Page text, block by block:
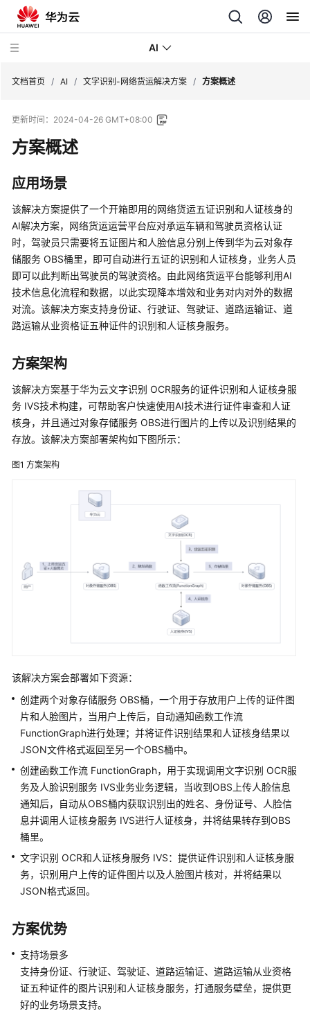
AI
文
字
识
发
识
别
与
验
真
内
容
核-
图
片
审
核
人
证
语
中
心
语
音
质
检
语
音
识
别-
私
通
话
容
分
析
文
字
文档首页 / AI / 文字识别-网络货运解决方案 / 方案概述
更新时间： 2024-04-26 GMT+08:00
方案概述
应用场景
该解决方案提供了一个开箱即用的网络货运五证识别和人证核身的
AI解决方案，网络货运运营平台应对承运车辆和驾驶员资格认证
时，驾驶员只需要将五证图片和人脸信息分别上传到华为云对象存
储服务 OBS桶里，即可自动进行五证的识别和人证核身，业务人员
即可以此判断出驾驶员的驾驶资格。由此网络货运平台能够利用AI
技术信息化流程和数据，以此实现降本增效和业务对内对外的数据
对流。该解决方案支持身份证、行驶证、驾驶证、道路运输证、道
路运输从业资格证五种证件的识别和人证核身服务。
方案架构
该解决方案基于华为云文字识别 OCR服务的证件识别和人证核身服
务 IVS技术构建，可帮助客户快速使用AI技术进行证件审查和人证
核身，并且通过对象存储服务 OBS进行图片的上传以及识别结果的
存放。该解决方案部署架构如下图所示：
图1 方案架构
该解决方案会部署如下资源：
创建两个对象存储服务 OBS桶，一个用于存放用户上传的证件图
片和人脸图片，当用户上传后，自动通知函数工作流
FunctionGraph进行处理；并将证件识别结果和人证核身结果以
JSON文件格式返回至另一个OBS桶中。
创建函数工作流 FunctionGraph，用于实现调用文字识别 OCR服
务及人脸识别服务 IVS业务业务逻辑，当收到OBS上传人脸信息
通知后，自动从OBS桶内获取识别出的姓名、身份证号、人脸信
息并调用人证核身服务 IVS进行人证核身，并将结果转存到OBS
桶里。
文字识别 OCR和人证核身服务 IVS：提供证件识别和人证核身服
务，识别用户上传的证件图片以及人脸图片核对，并将结果以
JSON格式返回。
方案优势
支持场景多
支持身份证、行驶证、驾驶证、道路运输证、道路运输从业资格
证五种证件的图片识别和人证核身服务，打通服务壁垒，提供更
好的业务场景支持。